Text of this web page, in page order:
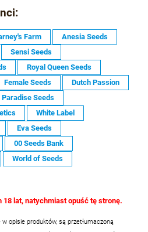
Farm
Anesia Seeds
Sensi Seeds
Royal Queen Seeds
Female Seeds
Dutch Passion
Paradise Seeds
White Label
Eva Seeds
00 Seeds Bank
World of Seeds
lat, natychmiast opuść tę stronę.
opisie produktów, są przetłumaczoną